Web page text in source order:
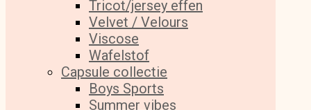
Tricot/jersey effen
Velvet / Velours
Viscose
Wafelstof
Capsule collectie
Boys Sports
Summer vibes